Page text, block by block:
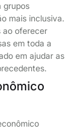
grupos
mais inclusiva.
ao oferecer
em toda a
em ajudar as